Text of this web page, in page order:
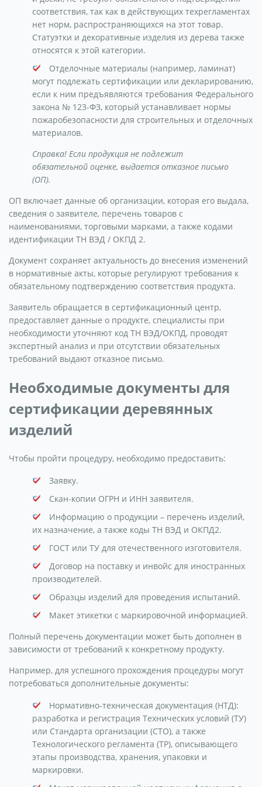
соответствия, так как в действующих техрегламентах
нет норм, распространяющихся на этот товар.
Статуэтки и декоративные изделия из дерева также
относятся к этой категории.
Отделочные материалы (например, ламинат)
могут подлежать сертификации или декларированию,
если к ним предъявляются требования Федерального
закона № 123-ФЗ, который устанавливает нормы
пожаробезопасности для строительных и отделочных
материалов.
Справка! Если продукция не подлежит
обязательной оценке, выдается отказное письмо
(ОП).
ОП включает данные об организации, которая его выдала,
сведения о заявителе, перечень товаров с
наименованиями, торговыми марками, а также кодами
идентификации ТН ВЭД / ОКПД 2.
Документ сохраняет актуальность до внесения изменений
в нормативные акты, которые регулируют требования к
обязательному подтверждению соответствия продукта.
Заявитель обращается в сертификационный центр,
предоставляет данные о продукте, специалисты при
необходимости уточняют код ТН ВЭД/ОКПД, проводят
экспертный анализ и при отсутствии обязательных
требований выдают отказное письмо.
Необходимые документы для
сертификации деревянных
изделий
Чтобы пройти процедуру, необходимо предоставить:
Заявку.
Скан-копии ОГРН и ИНН заявителя.
Информацию о продукции – перечень изделий,
их назначение, а также коды ТН ВЭД и ОКПД2.
ГОСТ или ТУ для отечественного изготовителя.
Договор на поставку и инвойс для иностранных
производителей.
Образцы изделий для проведения испытаний.
Макет этикетки с маркировочной информацией.
Полный перечень документации может быть дополнен в
зависимости от требований к конкретному продукту.
Например, для успешного прохождения процедуры могут
потребоваться дополнительные документы:
Нормативно-техническая документация (НТД):
разработка и регистрация Технических условий (ТУ)
или Стандарта организации (СТО), а также
Технологического регламента (ТР), описывающего
этапы производства, хранения, упаковки и
маркировки.